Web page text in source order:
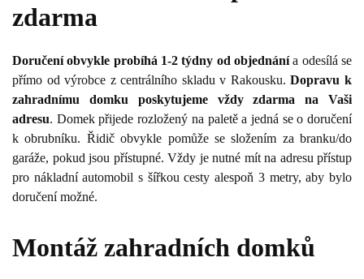
zdarma
Doručení obvykle probíhá 1-2 týdny od objednánía odesílá se
přímo od výrobce z centrálního skladu v Rakousku.Dopravu k
zahradnímu domku poskytujeme vždy zdarma na Vaši
adresu. Domek přijede rozložený na paletě a jedná se o doručení
k obrubníku. Řidič obvykle pomůže se složením za branku/do
garáže, pokud jsou přístupné. Vždy je nutné mít na adresu přístup
pro nákladní automobil s šířkou cesty alespoň 3 metry, aby bylo
doručení možné.
Montáž zahradních domků